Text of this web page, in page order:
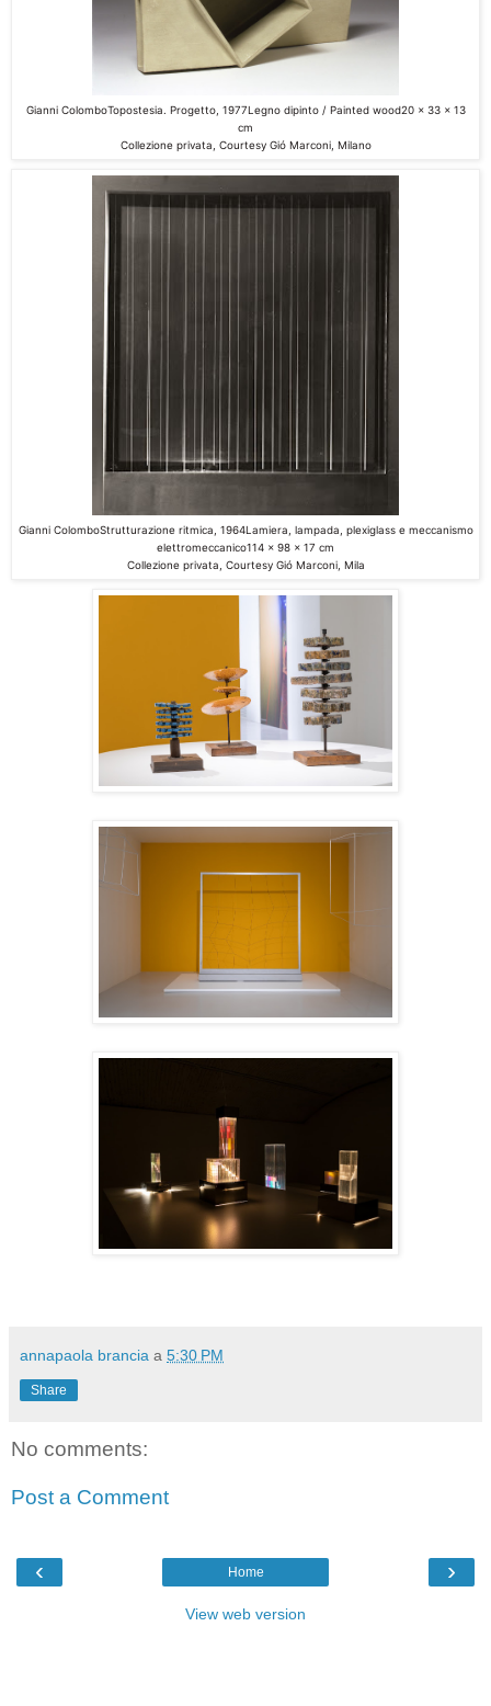
Gianni ColomboTopostesia. Progetto, 1977Legno dipinto / Painted wood20 x 33 x 13
cm
Collezione privata, Courtesy Gió Marconi, Milano
Gianni ColomboStrutturazione ritmica 1964Lamiera, lampada, plexiglass e meccanismo
elettromeccanico114 x 98 x 17 cm
Collezione privata, Courtesy Gió Marconi, Mila
annapaola brancia a 5:30 PM
Share
No comments:
Post a Comment
‹ ›
Home
View web version